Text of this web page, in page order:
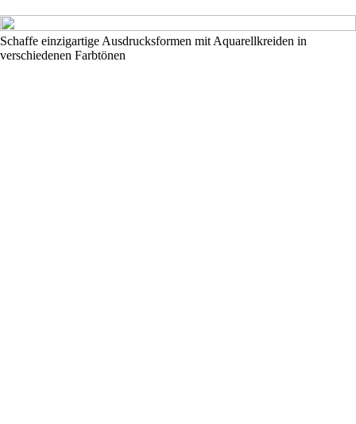
Schaffe einzigartige Ausdrucksformen mit Aquarellkreiden in
verschiedenen Farbtönen